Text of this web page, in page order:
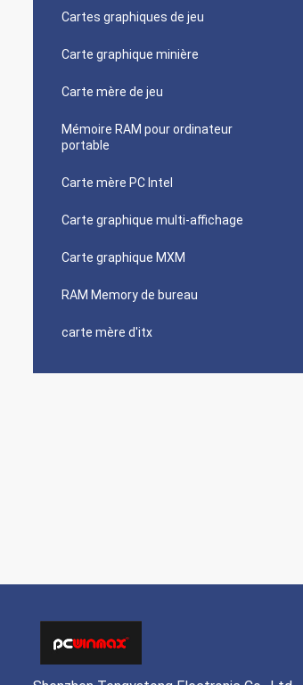
Cartes graphiques de jeu
Carte graphique minière
Carte mère de jeu
Mémoire RAM pour ordinateur
portable
Carte mère PC Intel
Carte graphique multi-affichage
Carte graphique MXM
RAM Memory de bureau
carte mère d'itx